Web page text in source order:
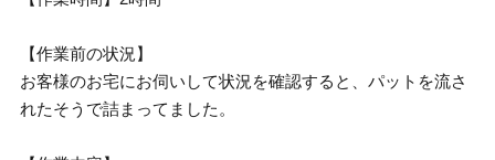
【作業前の状況】
お客様のお宅にお伺いして状況を確認すると、パットを流さ
れたそうで詰まってました。